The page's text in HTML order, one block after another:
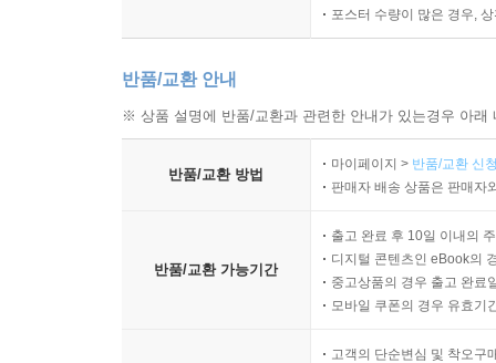
포스터 수량이 많은 경우,
반품/교환 안내
※ 상품 설명에 반품/교환과 관련한 안내가 있는경우 아
반품/교환 방법
마이페이지 > 반품/교환 신
판매자 배송 상품은 판매자
반품/교환 가능기간
출고 완료 후 10일 이내의
디지털 콘텐츠인 eBook의
중고상품의 경우 출고 완료
모바일 쿠폰의 경우 유효기
고객의 단순변심 및 착오구